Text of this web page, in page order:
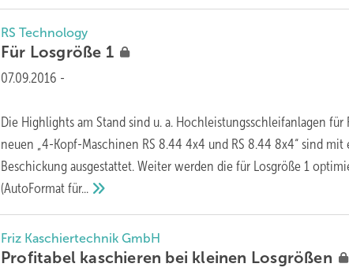
RS Technology
Für Losgröße 1
07.09.2016 -
Die Highlights am Stand sind u. a. Hochleistungsschleifanlagen für
neuen „4-Kopf-Maschinen RS 8.44 4x4 und RS 8.44 8x4“ sind
Beschickung ausgestattet. Weiter werden die für Losgröße 1
(AutoFormatfür...
Friz Kaschiertechnik GmbH
Profitabel kaschieren bei kleinen Losgrößen